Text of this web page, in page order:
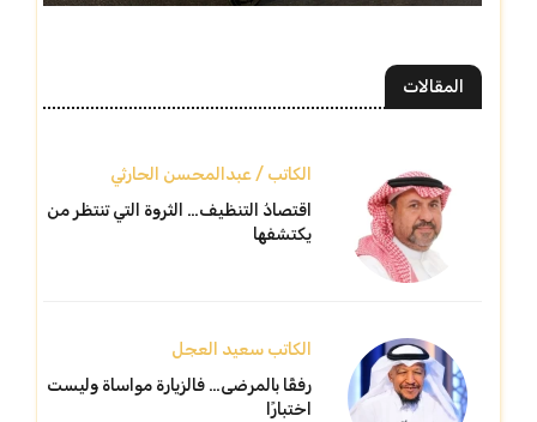
المقالات
الكاتب / عبدالمحسن الحارثي
اقتصادُ التنظيف… الثروة التي تنتظر من
يكتشفها
الكاتب سعيد العجل
رفقًا بالمرضى… فالزيارة مواساة وليست
اختبارًا